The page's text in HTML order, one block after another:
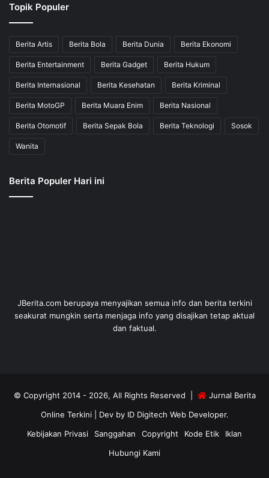
Topik Populer
Berita Artis Berita Bola Berita Dunia Berita Ekonomi
Berita Entertainment Berita Gadget Berita Hukum
Berita Internasional Berita Kesehatan Berita Kriminal
Berita MotoGP Berita Muara Enim Berita Nasional
Berita Otomotif Berita Sepak Bola Berita Teknologi Sosok
Wanita
Berita Populer Hari ini
dan faktual.
RSS